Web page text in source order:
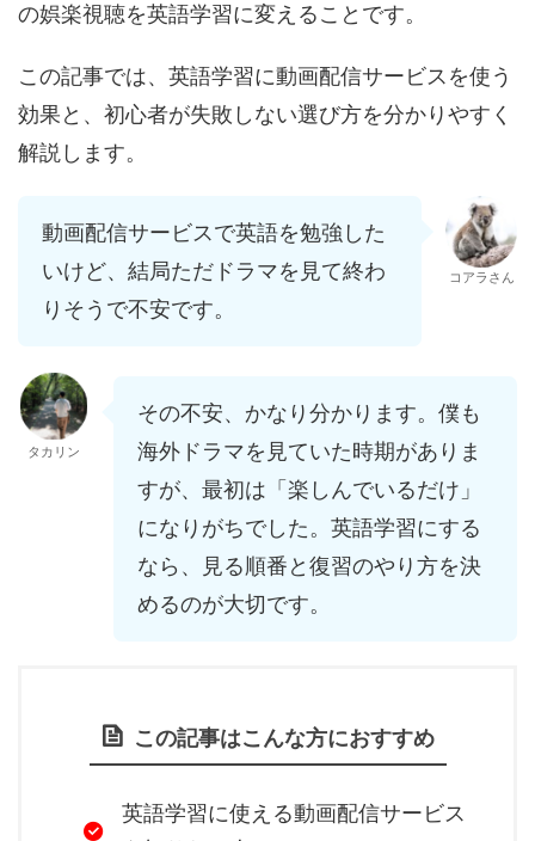
の娯楽視聴を英語学習に変えることです。
この記事では、英語学習に動画配信サービスを使う
効果と、初心者が失敗しない選び方を分かりやすく
解説します。
動画配信サービスで英語を勉強した
いけど、結局ただドラマを見て終わ
りそうで不安です。
コアラさん
タカリン
その不安、かなり分かります。僕も
海外ドラマを見ていた時期がありま
すが、最初は「楽しんでいるだけ」
になりがちでした。英語学習にする
なら、見る順番と復習のやり方を決
めるのが大切です。
この記事はこんな方におすすめ
英語学習に使える動画配信サービス